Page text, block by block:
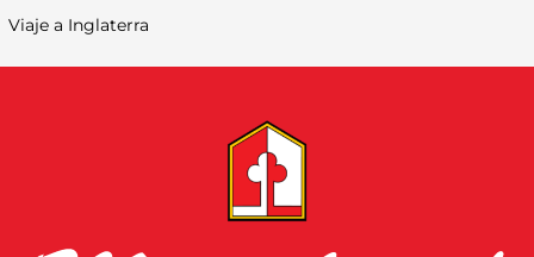
Viaje a Inglaterra